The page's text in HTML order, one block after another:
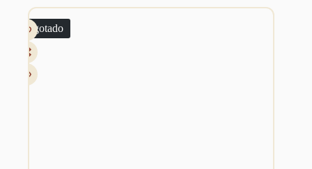
variantes.
As
opções
podem
ser
escolhidas
Esgotado